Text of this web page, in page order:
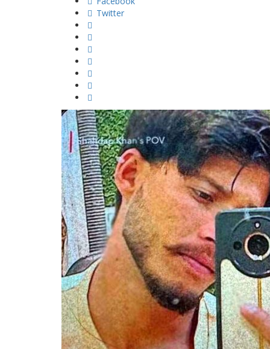
Twitter